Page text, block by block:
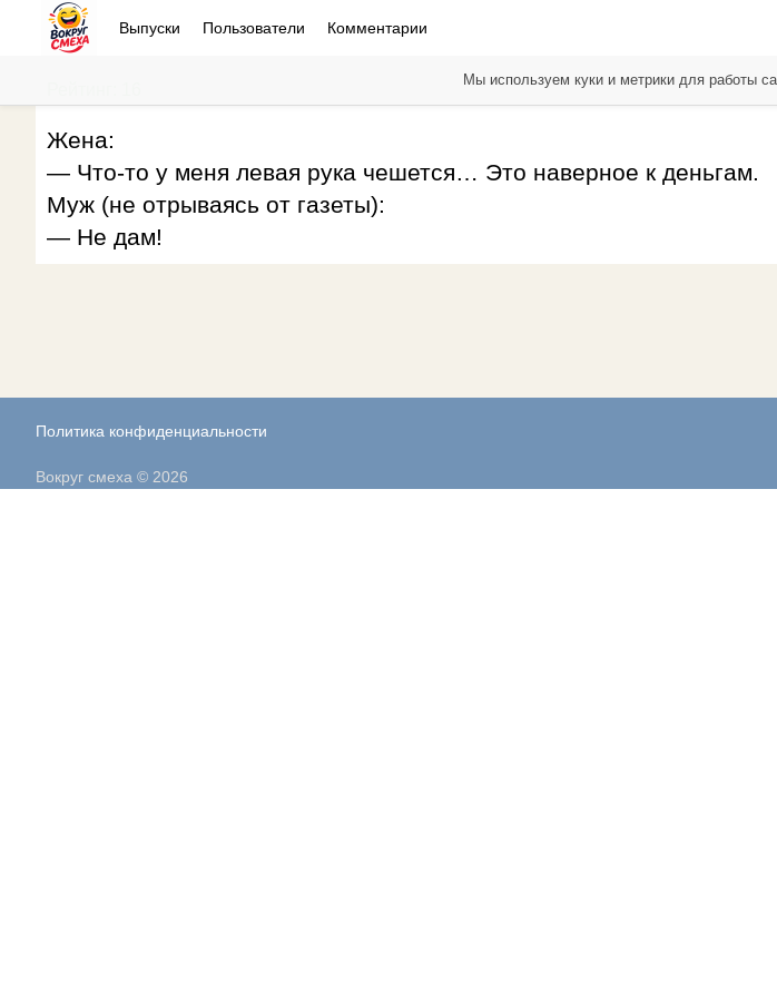
Выпуски Пользователи Комментарии
Жена:
— Что-то у меня левая рука чешется… Это наверное к деньгам.
Муж (не отрываясь от газеты):
— Не дам!
Политика конфиденциальности
Мы используем куки и метрики для работы
Вокруг смеха © 2026